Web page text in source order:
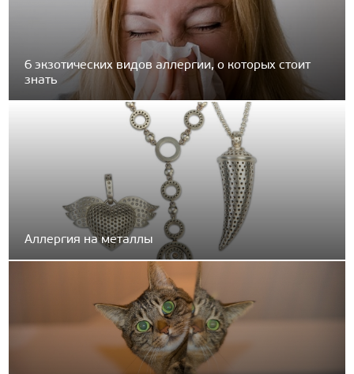
6 экзотических видов аллергии, о которых стоит
знать
Аллергия на металлы